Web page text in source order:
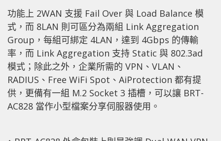
功能上 2WAN 支援 Fail Over 與 Load Balance 模
式，而 8LAN 則可區分為兩組 Link Aggregation
Group，每組可綁定 4LAN，達到 4Gbps 的傳輸
率，而 Link Aggregation 支持 Static 與 802.3ad
模式；除此之外，企業所需的 VPN、VLAN、
RADIUS、Free WiFi Spot、AiProtection 都有提
供，更備有一組 M.2 Socket 3 插槽，可以讓 BRT-
AC828 當作小型檔案分享伺服器使用。